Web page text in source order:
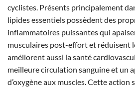
cyclistes. Présents principalement
lipides essentiels possèdent des
inflammatoires puissantes qui
musculaires post-effort et réduisent
améliorent aussi la santé
meilleure circulation sanguine et un
d’oxygène aux muscles. Cette action